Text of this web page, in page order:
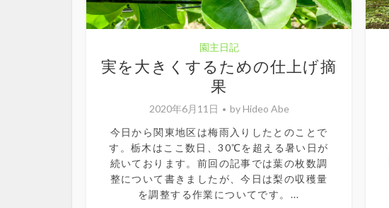
園主日記
実を大きくするための仕上げ摘
果
2020年6月11日 byHideo Abe
今日から関東地区は梅雨入りしたとのことで
す。栃木はここ数日、30℃を超える暑い日が
続いております。前回の記事では葉の枚数調
整について書きましたが、今日は梨の収穫量
を調整する作業についてです。...